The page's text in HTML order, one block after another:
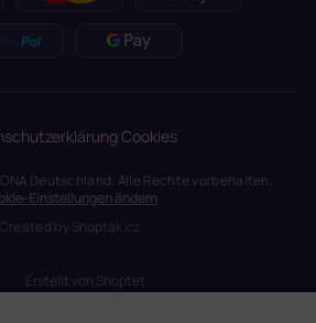
Cookies
Erstellt von Shoptet
Deutschland. Alle Rechte vorbehalten.
Einstellungen ändern
Created byShoptak.cz